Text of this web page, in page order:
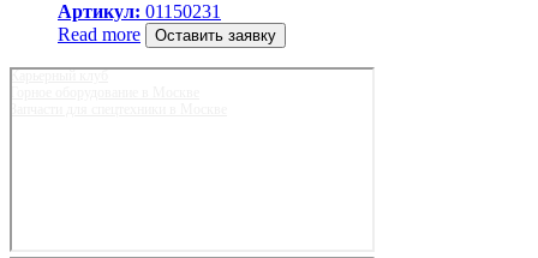
Артикул: 01150231
Read more
Оставить заявку